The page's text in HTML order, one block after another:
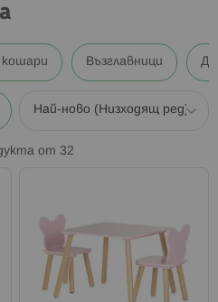
кошари Възглавници
от 32